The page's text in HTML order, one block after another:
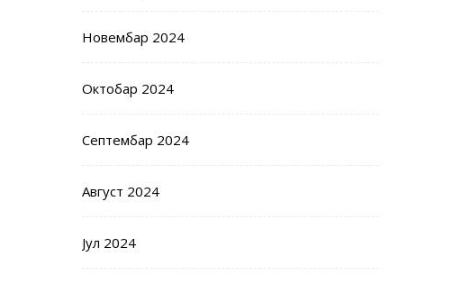
Новембар 2024
Октобар 2024
Септембар 2024
Август 2024
Јул 2024